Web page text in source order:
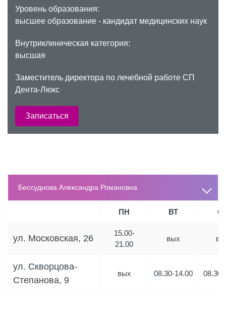
Уровень образования:
высшее образование - кандидат медицинских наук
Внутриклиническая категория:
высшая
Заместитель директора по лечебной работе СП
Дента-Люкс
Записаться
Бессуднова Александра Романовна
ПН ВТ
ул. Московская, 26
15.00-
21.00
вых
ул. Скворцова-
Степанова, 9
вых 08.30-14.00 08.30-